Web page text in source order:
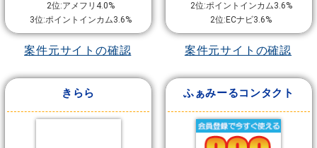
2位:アメフリ4.0%
3位:ポイントインカム3.6%
案件元サイトの確認
2位:ポイントインカム3.6%
2位:ECナビ3.6%
案件元サイトの確認
きらら ふぁみーるコンタクト